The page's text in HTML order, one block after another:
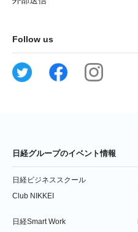
Follow us
日経グループのイベント情報
日経ビジネススクール
Club NIKKEI
日経Smart Work